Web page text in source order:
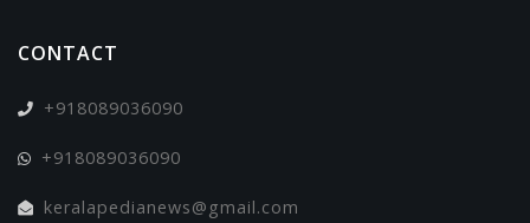
CONTACT
+918089036090
+918089036090
keralapedianews@gmail.com